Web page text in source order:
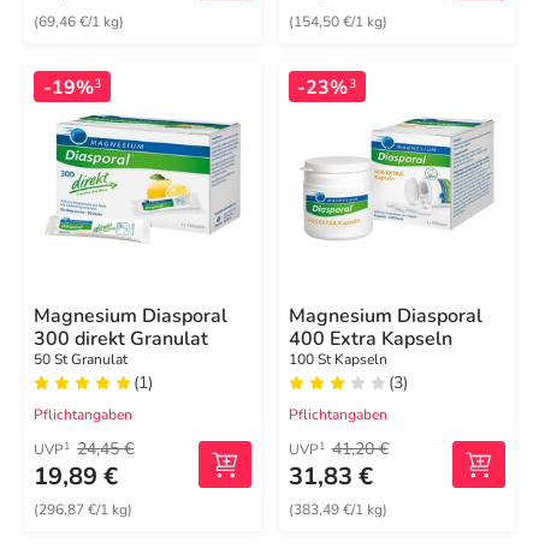
(69,46 €/1 kg) (154,50 €/1 kg)
-19%3
Magnesium Diasporal
300 direkt Granulat
50 St Granulat
(1)
Pflichtangaben
UVP1 24,45 €
19,89 €
(296,87 €/1 kg)
-23%3
Magnesium Diasporal
400 Extra Kapseln
100 St Kapseln
(3)
Pflichtangaben
UVP1 41,20 €
31,83 €
(383,49 €/1 kg)